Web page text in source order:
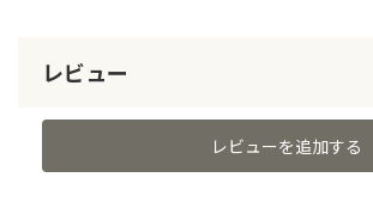
レビュー
レビューを追加する